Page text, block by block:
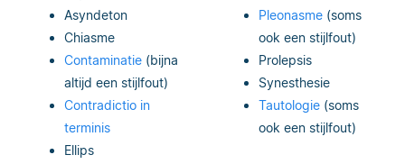
Asyndeton
Chiasme
Contaminatie (bijna
altijd een stijlfout)
Contradictio in
terminis
Ellips
Pleonasme (soms
ook een stijlfout)
Prolepsis
Synesthesie
Tautologie (soms
ook een stijlfout)